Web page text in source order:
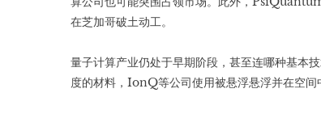
在芝加哥破土动工。
量子计算产业仍处于早期阶段，甚至连哪种基本
度的材料，IonQ等公司使用被悬浮悬浮并在空